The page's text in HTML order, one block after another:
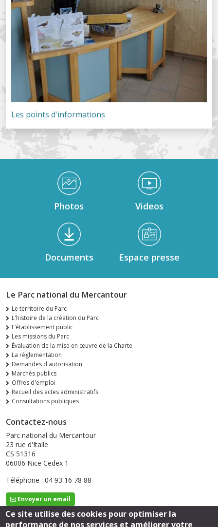
Les points d'informations
Médiathèque Footer
Photos Videos
Documents Espace presse
Le Parc national du Mercantour
Le territoire du Parc
L'histoire de la création du Parc
L’établissement public
Les missions du Parc
Évaluation de la mise en œuvre de la Charte
La réglementation
Demandes d'autorisation
Marchés publics
Offres d'emploi
Recueil des actes administratifs
Consultations publiques
Contactez-nous
Parc national du Mercantour
23 rue d'Italie
CS 51316
06006 Nice Cedex 1
Téléphone : 04 93 16 78 88
Envoyer un email
Ce site utilise des cookies pour optimiser la
performance de nos services et améliorer votre